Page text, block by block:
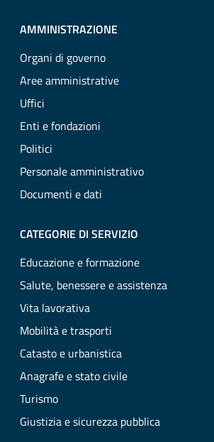
AMMINISTRAZIONE
Organi di governo
Aree amministrative
Uffici
Enti e fondazioni
Politici
Personale amministrativo
Documenti e dati
CATEGORIE DI SERVIZIO
Educazione e formazione
Salute, benessere e assistenza
Vita lavorativa
Mobilità e trasporti
Catasto e urbanistica
Anagrafe e stato civile
Turismo
Giustizia e sicurezza pubblica